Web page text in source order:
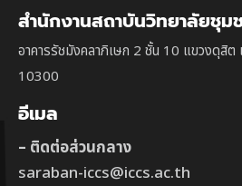
สำนักงานสถาบันวิทยาลัยชุม
อาคารรัชมังคลาภิเษก 2 ชั้น 10 แขวงดุสิต
10300
อีเมล
– ติดต่อส่วนกลาง
saraban-iccs@iccs.ac.th